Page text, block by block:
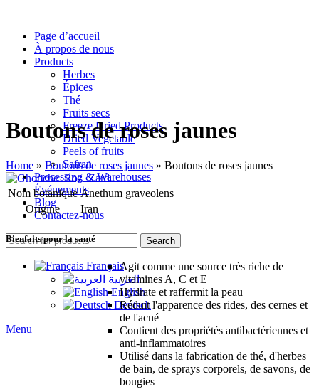
Page d’accueil
À propos de nous
Products
Herbes
Épices
Thé
Fruits secs
Freeze Dried Products
Dried Vegetable
Peels of fruits
Safran
Processing & Warehouses
Événements
Blog
Contactez-nous
Search
Français
العربية
English
Deutsch
Menu
Boutons de roses jaunes
Home » Boutons de roses jaunes » Boutons de roses jaunes
Nom botanique Anethum graveolens
Origine
Iran
Bienfaits pour la santé
Agit comme une source très riche de
vitamines A, C et E
Hydrate et raffermit la peau
Réduit l'apparence des rides, des cernes et
de l'acné
Contient des propriétés antibactériennes et
anti-inflammatoires
Utilisé dans la fabrication de thé, d'herbes
de bain, de sprays corporels, de savons, de
bougies